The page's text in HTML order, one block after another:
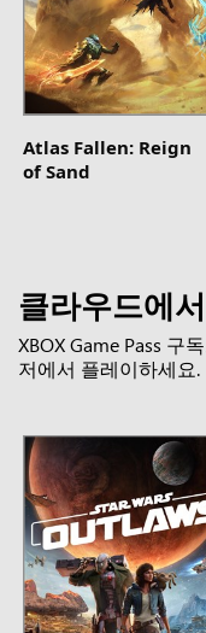
Atlas Fallen: Reign
of Sand
클라우드에
XBOX Game Pass 구
저에서 플레이하세요.